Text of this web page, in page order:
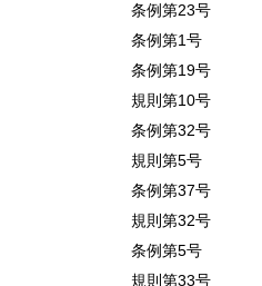
条例第23号
条例第1号
条例第19号
規則第10号
条例第32号
規則第5号
条例第37号
規則第32号
条例第5号
規則第33号